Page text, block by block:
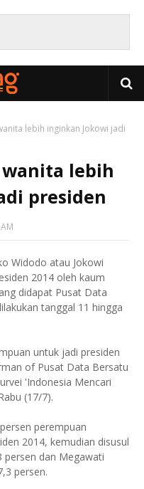
lebih inginkan Jokowi jadi
lebih
presiden
Widodo atau Jokowi
2014 oleh kaum
didapat Pusat Data
tanggal 11 hingga
untuk jadi presiden
of Pusat Data Bersatu
'Indonesia Mencari
(17/7).
perempuan
2014, kemudian disusul
persen dan Megawati
persen.